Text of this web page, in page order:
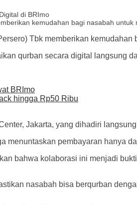
kemudahan bagi nasabah untuk
Tbk memberikan
qurban secara digital langsung
BRImo
hingga Rp50 Ribu
Jakarta, yang dihadiri
menuntaskan pembayaran hanya
bahwa kolaborasi ini menjadi
nasabah bisa berqurban